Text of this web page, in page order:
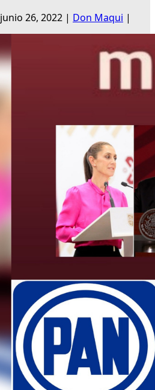
junio 26, 2022 | Don Maqui |